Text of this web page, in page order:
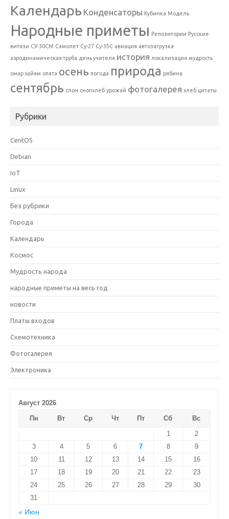
Календарь Конденсаторы Кубинка Модель
Народные приметы Репозитории Русские
витязи СУ-30СМ Самолет Су-27 Су-35С авиация автозагрузка
аэродинамическая труба день учителя история локализация мудрость
омар хайям опята осень погода природа рябина
сентябрь слон снопхлеб урожай фотогалерея хлеб цитаты
Рубрики
CentOS
Debian
IoT
Linux
Без рубрики
Города
Календарь
Космос
Мудрость народа
народные приметы на весь год
новости
Платы входов
Схемотехника
Фотогалерея
Электроника
Август 2026
Пн
Вт Ср Чт Пт Сб
Вс
1
2
3
4 5 6 7 8
9
10
11 12 13 14 15
16
17
18 19 20 21 22
23
24
25 26 27 28 29
30
31
« Июн